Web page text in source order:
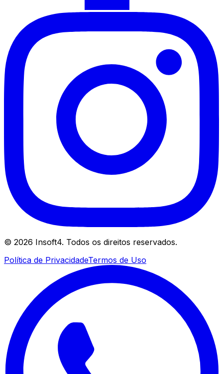
© 2026 Insoft4. Todos os direitos reservados.
Política de PrivacidadeTermos de Uso